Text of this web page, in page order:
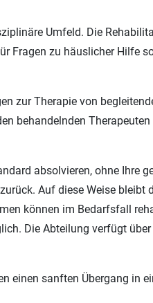
Umfeld. Die
Fragen zu häuslicher Hilfe
zur Therapie von
behandelnden
absolvieren, ohne Ihre
Auf diese Weise
können im Bedarfsfall
Die Abteilung verfügt
einen sanften Übergang in